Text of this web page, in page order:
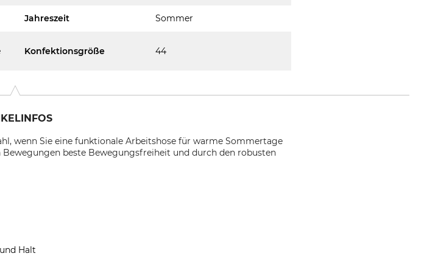
Jahreszeit Sommer
Konfektionsgröße 44
wenn Sie eine funktionale Arbeitshose für warme Sommertage
beste Bewegungsfreiheit und durch den robusten
Halt